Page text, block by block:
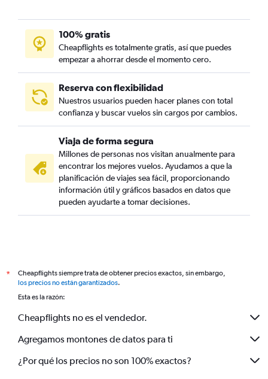
100% gratis
Cheapflights es totalmente gratis, así que puedes
empezar a ahorrar desde el momento cero.
Reserva con flexibilidad
Nuestros usuarios pueden hacer planes con total
confianza y buscar vuelos sin cargos por cambios.
Viaja de forma segura
Millones de personas nos visitan anualmente para
encontrar los mejores vuelos. Ayudamos a que la
planificación de viajes sea fácil, proporcionando
información útil y gráficos basados en datos que
pueden ayudarte a tomar decisiones.
*
Cheapflights siempre trata de obtener precios exactos, sin embargo,
los precios no están garantizados.
Esta es la razón:
Cheapflights no es el vendedor.
Agregamos montones de datos para ti
¿Por qué los precios no son 100% exactos?